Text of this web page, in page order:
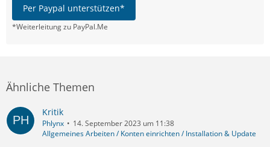
Per Paypal unterstützen*
*Weiterleitung zu PayPal.Me
Ähnliche Themen
Kritik
Phlynx
14. September 2023 um 11:38
Allgemeines Arbeiten / Konten einrichten / Installation & Update